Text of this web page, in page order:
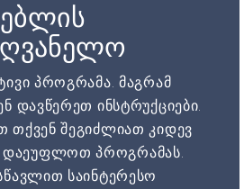
პროგრამა. მაგრამ
დავწერეთ ინსტრუქციები.
თქვენ შეგიძლიათ კიდევ
პროგრამას.
საინტერესო